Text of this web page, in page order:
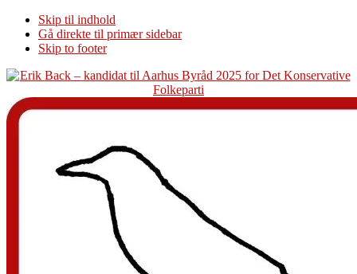
Skip til indhold
Gå direkte til primær sidebar
Skip to footer
Additional
menu